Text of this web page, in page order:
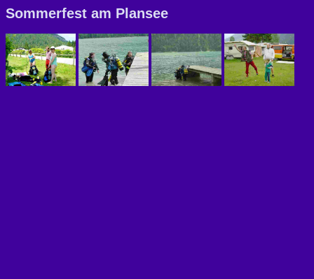
Sommerfest am Plansee